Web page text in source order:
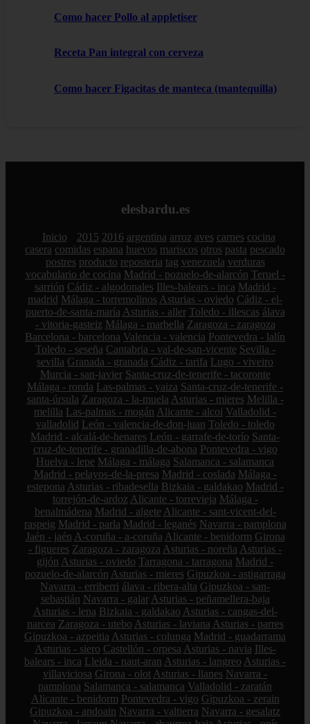
Como hacer Pollo al appletiser
Receta Pan integral con cerveza
Como hacer Figacitas de manteca (mantequilla)
elesbardu.es
Inicio 2015 2016 argentina arroz aves carnes cocina
casera comidas espana huevos mariscos otros pasta pescado
postres producto reposteria tag venezuela verduras
vocabulario de cocina Madrid - pozuelo-de-alarcón Teruel -
sarrión Cádiz - algodonales Illes-balears - inca Madrid -
madrid Málaga - torremolinos Asturias - oviedo Cádiz - el-
puerto-de-santa-maría Asturias - aller Toledo - illescas álava
- vitoria-gasteiz Málaga - marbella Zaragoza - zaragoza
Barcelona - barcelona Valencia - valencia Pontevedra - lalín
Toledo - seseña Cantabria - val-de-san-vicente Sevilla -
sevilla Granada - granada Cádiz - tarifa Lugo - viveiro
Murcia - san-javier Santa-cruz-de-tenerife - tacoronte
Málaga - ronda Las-palmas - yaiza Santa-cruz-de-tenerife -
santa-úrsula Zaragoza - la-muela Asturias - mieres Melilla -
melilla Las-palmas - mogán Alicante - alcoi Valladolid -
valladolid León - valencia-de-don-juan Toledo - toledo
Madrid - alcalá-de-henares León - garrafe-de-torío Santa-
cruz-de-tenerife - granadilla-de-abona Pontevedra - vigo
Huelva - lepe Málaga - málaga Salamanca - salamanca
Madrid - pelayos-de-la-presa Madrid - coslada Málaga -
estepona Asturias - ribadesella Bizkaia - galdakao Madrid -
torrejón-de-ardoz Alicante - torrevieja Málaga -
benalmádena Madrid - algete Alicante - sant-vicent-del-
raspeig Madrid - parla Madrid - leganés Navarra - pamplona
Jaén - jaén A-coruña - a-coruña Alicante - benidorm Girona
- figueres Zaragoza - zaragoza Asturias - noreña Asturias -
gijón Asturias - oviedo Tarragona - tarragona Madrid -
pozuelo-de-alarcón Asturias - mieres Gipuzkoa - astigarraga
Navarra - erriberri álava - ribera-alta Gipuzkoa - san-
sebastián Navarra - galar Asturias - peñamellera-baja
Asturias - lena Bizkaia - galdakao Asturias - cangas-del-
narcea Zaragoza - utebo Asturias - laviana Asturias - parres
Gipuzkoa - azpeitia Asturias - colunga Madrid - guadarrama
Asturias - siero Castellón - orpesa Asturias - navia Illes-
balears - inca Lleida - naut-aran Asturias - langreo Asturias -
villaviciosa Girona - olot Asturias - llanes Navarra -
pamplona Salamanca - salamanca Valladolid - zaratán
Alicante - benidorm Pontevedra - vigo Gipuzkoa - zerain
Gipuzkoa - andoain Navarra - valtierra Navarra - gesalatz